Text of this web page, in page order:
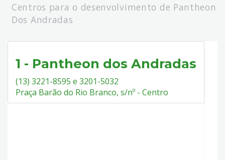
Centros para o desenvolvimento de Pantheon
Dos Andradas
1 - Pantheon dos Andradas
(13) 3221-8595 e 3201-5032
Praça Barão do Rio Branco, s/nº - Centro